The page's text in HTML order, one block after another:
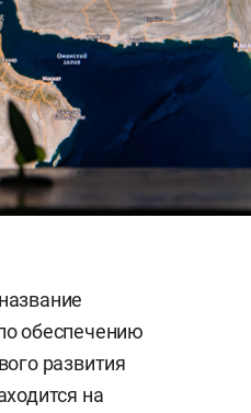
обеспечению
развития
на